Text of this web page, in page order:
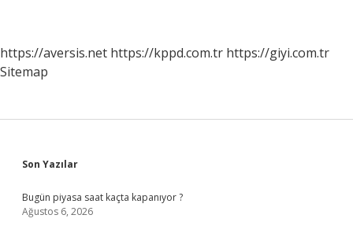
https://aversis.net https://kppd.com.tr https://giyi.com.tr
Sitemap
Sidebar
Son Yazılar
Bugün piyasa saat kaçta kapanıyor ?
Ağustos 6, 2026